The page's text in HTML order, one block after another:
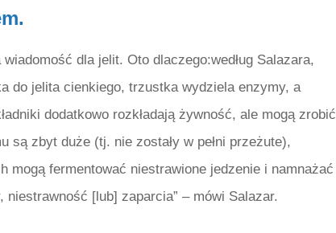
dla jelit. Oto dlaczego:według Salazara,
do jelita cienkiego, trzustka wydziela enzymy, a
dodatkowo rozkładają żywność, ale mogą zrobić
zbyt duże (tj. nie zostały w pełni przeżute),
mogą fermentować niestrawione jedzenie i namnażać
[lub] zaparcia” – mówi Salazar.